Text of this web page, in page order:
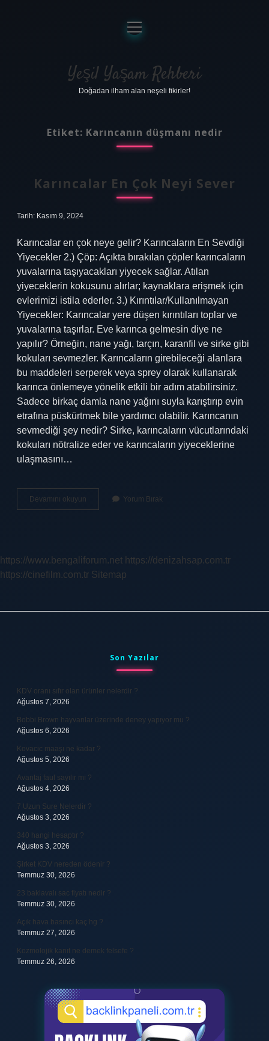
Anasayfa
Gizlilik Politikası
Yasal Uyarı
menüyü
aç
Yeşil Yaşam Rehberi
Doğadan ilham alan neşeli fikirler!
Etiket: Karıncanın düşmanı nedir
Karıncalar En Çok Neyi Sever
Tarih: Kasım 9, 2024
Karıncalar en çok neye gelir? Karıncaların En Sevdiği
Yiyecekler 2.) Çöp: Açıkta bırakılan çöpler karıncaların
yuvalarına taşıyacakları yiyecek sağlar. Atılan
yiyeceklerin kokusunu alırlar; kaynaklara erişmek için
evlerimizi istila ederler. 3.) Kırıntılar/Kullanılmayan
Yiyecekler: Karıncalar yere düşen kırıntıları toplar ve
yuvalarına taşırlar. Eve karınca gelmesin diye ne
yapılır? Örneğin, nane yağı, tarçın, karanfil ve sirke gibi
kokuları sevmezler. Karıncaların girebileceği alanlara
bu maddeleri serperek veya sprey olarak kullanarak
karınca önlemeye yönelik etkili bir adım atabilirsiniz.
Sadece birkaç damla nane yağını suyla karıştırıp evin
etrafına püskürtmek bile yardımcı olabilir. Karıncanın
sevmediği şey nedir? Sirke, karıncaların vücutlarındaki
kokuları nötralize eder ve karıncaların yiyeceklerine
ulaşmasını…
Devamını okuyun Karıncalar
En
Yorum Bırak
https://www.bengaliforum.net https://denizahsap.com.tr
https://cinefilm.com.tr Sitemap
Son Yazılar
KDV oranı sıfır olan ürünler nelerdir ?
Ağustos 7, 2026
Bobbi Brown hayvanlar üzerinde deney yapıyor mu ?
Ağustos 6, 2026
Kovacic maaşı ne kadar ?
Ağustos 5, 2026
Avantaj faul sayılır mı ?
Ağustos 4, 2026
7 Uzun Sure Nelerdir ?
Ağustos 3, 2026
340 hangi hesaptır ?
Ağustos 3, 2026
Şirket KDV nereden ödenir ?
Temmuz 30, 2026
23 baklavalı sac fiyatı nedir ?
Temmuz 30, 2026
Açık hava basıncı kaç hg ?
Temmuz 27, 2026
Kozmolojik kanıt ne demek felsefe ?
Temmuz 26, 2026